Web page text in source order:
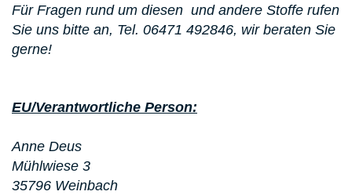
Für Fragen rund um diesen und andere Stoffe rufen
Sie uns bitte an, Tel. 06471 492846, wir beraten Sie
gerne!
EU/Verantwortliche Person:
Anne Deus
Mühlwiese 3
35796 Weinbach